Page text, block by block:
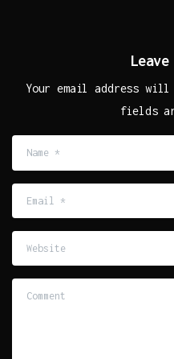
Your email address will
fields
*
Website